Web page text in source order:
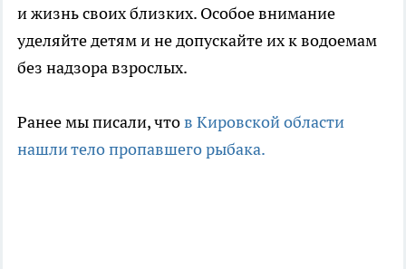
и жизнь своих близких. Особое внимание
уделяйте детям и не допускайте их к водоемам
без надзора взрослых.
Ранее мы писали, чтов Кировской области
нашли тело пропавшего рыбака.